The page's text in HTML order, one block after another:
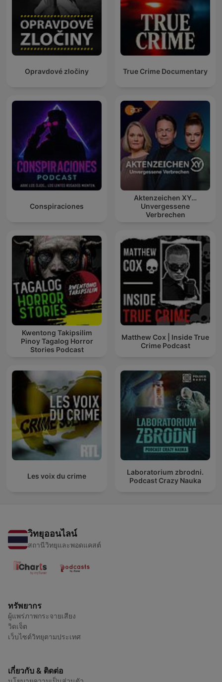
Opravdové zločiny True Crime Documentary
Conspiraciones
Aktenzeichen XY…
Unvergessene
Verbrechen
Kwentong Takipsilim
Pinoy Tagalog Horror
Stories Podcast
Matthew Cox | Inside True
Crime Podcast
Les voix du crime
Laboratorium zbrodni.
Podcast Crazy Nauka
วิทยุออนไลน์
สถานีวิทยุและพอดแคสต์
ทรัพยากร
ผู้แพร่ภาพกระจายเสียง
วิดเจ็ต
เว็บไซต์วิทยุตามประเทศ
เกี่ยวกับ & ติดต่อ